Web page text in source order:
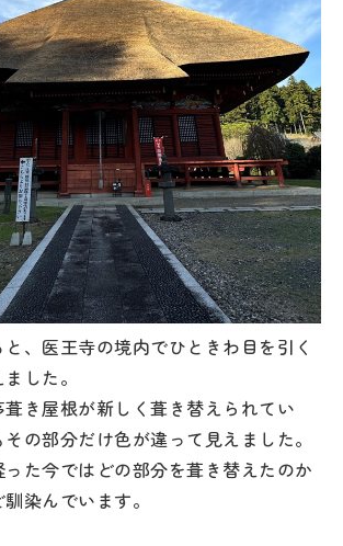
、医王寺の境内でひときわ目を引く
した。
き屋根が新しく葺き替えられてい
の部分だけ色が違って見えました。
った今ではどの部分を葺き替えたのか
染んでいます。